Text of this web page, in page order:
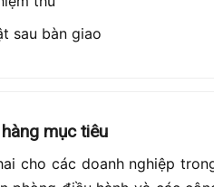
sau bàn giao
mục tiêu
cho các doanh nghiệp